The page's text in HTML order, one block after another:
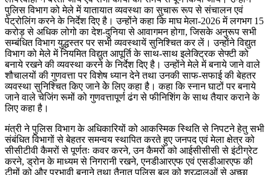
पुलिस विभाग को मेले में यातायात व्यवस्था का सुचारू रूप से संचालन एवं
पेट्रोलिंग करने के निर्देश दिए है। उन्होंने कहा कि माघ मेला-2026 में लगभग 15
करोड़ से अधिक लोगो का देश-दुनिया से आवागमन होगा, जिसके अनुरूप सभी
सम्बंधित विभाग युद्धस्तर पर सभी व्यवस्थायें सुनिश्चित कर लें। उन्होंने विद्युत
विभाग को मेले में नियमित विद्युत आपूर्ति के साथ-साथ इलेक्ट्रिक सेफ्टी को
बनाये रखने की व्यवस्था करने के निर्देश दिए है। उन्होंने मेले में बनाये जाने वाले
शौचालयों की गुणवत्ता पर विशेष ध्यान देने तथा उनकी साफ-सफाई की बेहतर
व्यवस्था सुनिश्चित किए जाने केे लिए कहा है। कहा कि स्नान घाटों पर बनाये
जाने वाले चेजिंग रूमों को गुणवत्तापूर्ण ढंग से फीनिशिंग के साथ तैयार कराने के
लिए कहा है।
मंत्री ने पुलिस विभाग के अधिकारियों को आकस्मिक स्थिति से निपटने हेतु सभी
संबंधित विभागों से बेहतर समन्वय स्थापित करते हुए जनपद एवं मेला क्षेत्र को
सीसीटीवी कैमरों से पूर्णतः कवर करने, उन कैमरों को आईसीसीसी से इंटीग्रेट
करने, ड्रोन के माध्यम से निगरानी रखने, एनडीआरएफ एवं एसडीआरएफ की
टीमों को और प्रभावी बनाने तथा तैनात पुलिस बल को श्रद्धालुओं से अच्छा